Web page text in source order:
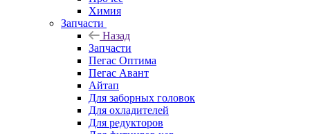
Химия
Запчасти
Назад
Запчасти
Пегас Оптима
Пегас Авант
Айтап
Для заборных головок
Для охладителей
Для редукторов